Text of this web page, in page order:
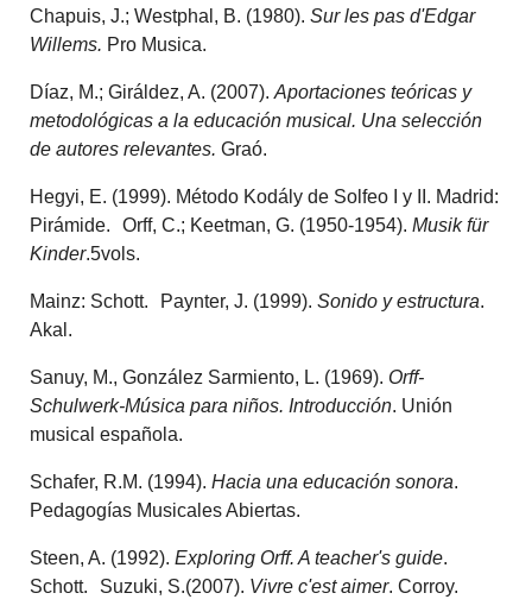
Chapuis, J.; Westphal, B. (1980).Sur les pas d'Edgar
Willems. Pro Musica.
Díaz, M.; Giráldez, A. (2007).Aportaciones teóricas y
metodológicas a la educación musical. Una selección
de autores relevantes. Graó.
Hegyi, E. (1999). Método Kodály de Solfeo I y II. Madrid:
Pirámide. Orff, C.; Keetman, G. (1950-1954).Musik für
Kinder.5vols.
Mainz: Schott. Paynter, J. (1999).Sonido y estructura.
Akal.
Sanuy, M., González Sarmiento, L. (1969). Orff-
Schulwerk-Música para niños. Introducción. Unión
musical española.
Schafer, R.M. (1994).Hacia una educación sonora.
Pedagogías Musicales Abiertas.
Steen, A. (1992).Exploring Orff. A teacher's guide.
Schott. Suzuki, S.(2007). Vivre c'est aimer. Corroy.